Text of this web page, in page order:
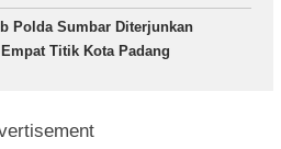
Polda Sumbar Diterjunkan
Titik Kota Padang